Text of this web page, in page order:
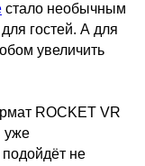
стало необычным
гостей. А для
увеличить
ROCKET VR
уже
не